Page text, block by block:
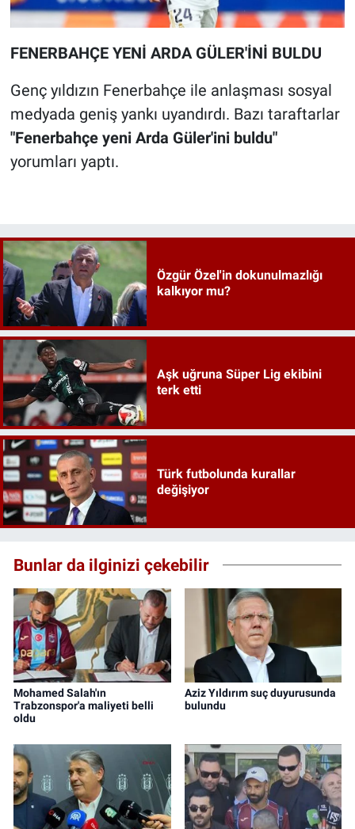
FENERBAHÇE YENİ ARDA GÜLER'İNİ BULDU
Genç yıldızın Fenerbahçe ile anlaşması sosyal
medyada geniş yankı uyandırdı. Bazı taraftarlar
"Fenerbahçe yeni Arda Güler'ini buldu"
yorumları yaptı.
Özgür Özel'in dokunulmazlığı
kalkıyor mu?
Aşk uğruna Süper Lig ekibini
terk etti
Türk futbolunda kurallar
değişiyor
Bunlar da ilginizi çekebilir
Mohamed Salah'ın
Trabzonspor'a maliyeti belli
oldu
Aziz Yıldırım suç duyurusunda
bulundu